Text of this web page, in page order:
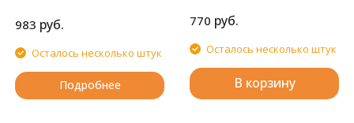
983 руб.
Осталось несколько штук
Подробнее
770 руб.
Осталось несколько штук
В корзину